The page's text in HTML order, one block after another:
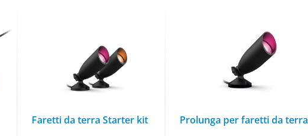
Faretti da terra Starter kit
Prolunga per faretti da terra